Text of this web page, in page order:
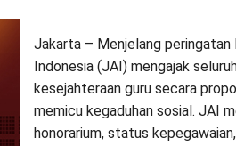
Jakarta – Menjelang peringatan
Indonesia (JAI) mengajak
kesejahteraan guru secara
memicu kegaduhan sosial. JAI
honorarium, status